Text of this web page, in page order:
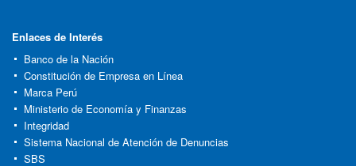
Enlaces de Interés
Banco de la Nación
Constitución de Empresa en Línea
Marca Perú
Ministerio de Economía y Finanzas
Integridad
Sistema Nacional de Atención de Denuncias
SBS